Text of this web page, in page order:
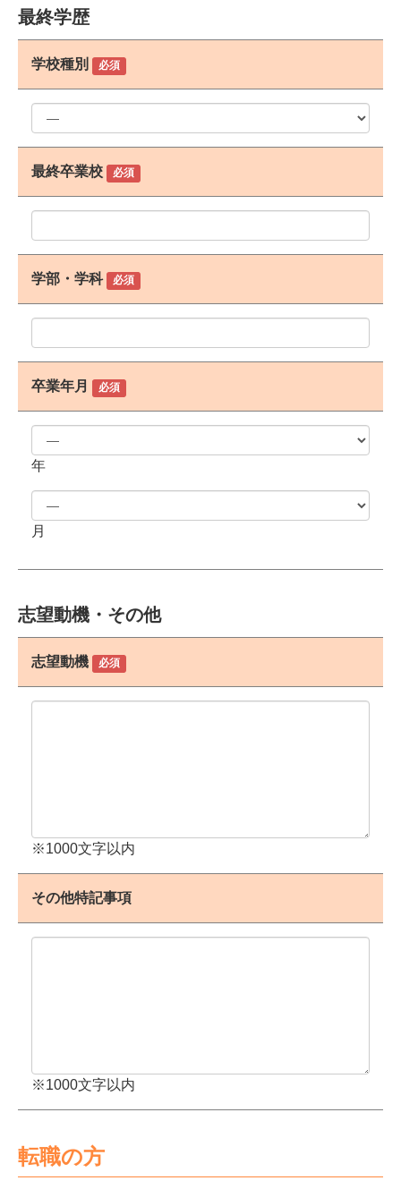
最終学歴
学校種別 必須
最終卒業校 必須
学部・学科 必須
卒業年月 必須
年
月
志望動機・その他
志望動機 必須
※1000文字以内
その他特記事項
※1000文字以内
転職の方